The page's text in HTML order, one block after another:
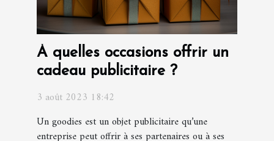
À quelles occasions offrir un
cadeau publicitaire ?
3 août 2023 18:42
Un goodies est un objet publicitaire qu’une
entreprise peut offrir à ses partenaires ou à ses